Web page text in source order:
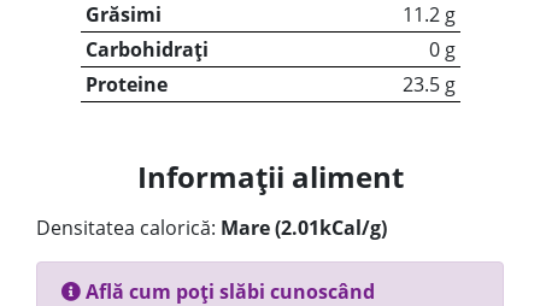
Grăsimi
11.2 g
Carbohidrați
0 g
Proteine
23.5 g
Informații aliment
Densitatea calorică: Mare (2.01kCal/g)
Află cum poți slăbi cunoscând